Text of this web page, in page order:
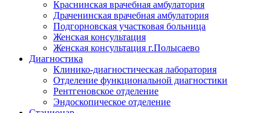
Краснинская врачебная амбулатория
Драченинская врачебная амбулатория
Подгорновская участковая больница
Женская консультация
Женская консультация г.Полысаево
Диагностика
Клинико-диагностическая лаборатория
Отделение функциональной диагностики
Рентгеновское отделение
Эндоскопическое отделение